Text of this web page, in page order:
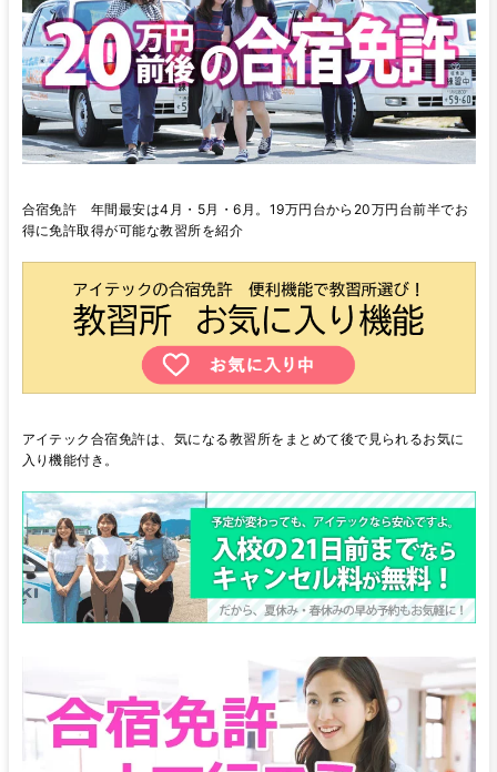
合宿免許 年間最安は4月・5月・6月。19万円台から20万円台前半でお
得に免許取得が可能な教習所を紹介
アイテック合宿免許は、気になる教習所をまとめて後で見られるお気に
入り機能付き。